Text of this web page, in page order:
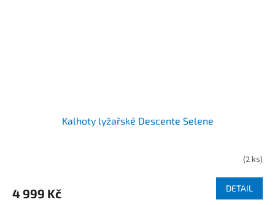
Kalhoty lyžařské Descente Selene
(2 ks)
4 999 Kč DETAIL